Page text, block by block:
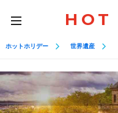
toggle
navigation
HOT
ホットホリデー 世界遺産